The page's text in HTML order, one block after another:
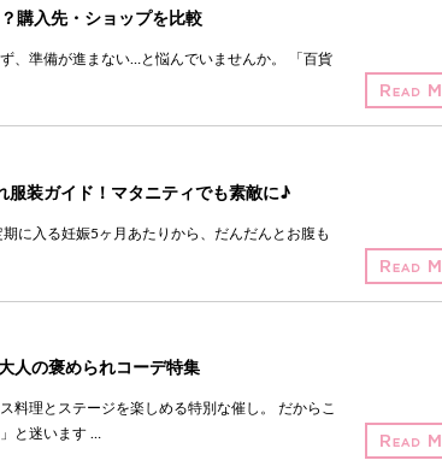
購入先・ショップを比較
、準備が進まない…と悩んでいませんか。 「百貨
服装ガイド！マタニティでも素敵に♪
に入る妊娠5ヶ月あたりから、だんだんとお腹も
人の褒められコーデ特集
料理とステージを楽しめる特別な催し。 だからこ
と迷います …